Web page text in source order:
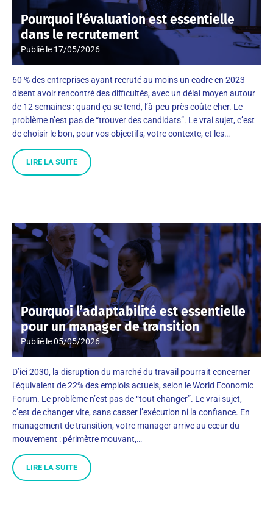
Pourquoi l’évaluation est essentielle
dans le recrutement
Publié le 17/05/2026
60 % des entreprises ayant recruté au moins un cadre en 2023
disent avoir rencontré des difficultés, avec un délai moyen autour
de 12 semaines : quand ça se tend, l’à-peu-près coûte cher. Le
problème n’est pas de “trouver des candidats”. Le vrai sujet, c’est
de choisir le bon, pour vos objectifs, votre contexte, et les…
LIRE LA SUITE
Pourquoi l’adaptabilité est essentielle
pour un manager de transition
Publié le05/05/2026
D’ici 2030, la disruption du marché du travail pourrait concerner
l’équivalent de 22% des emplois actuels, selon le World Economic
Forum. Le problème n’est pas de “tout changer”. Le vrai sujet,
c’est de changer vite, sans casser l’exécution ni la confiance. En
management de transition, votre manager arrive au cœur du
mouvement : périmètre mouvant,…
LIRE LA SUITE